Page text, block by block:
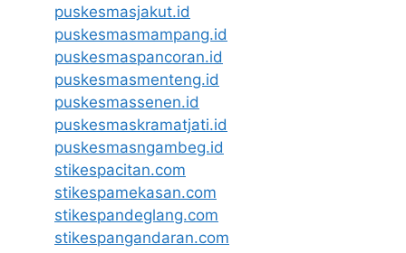
puskesmasjakut.id
puskesmasmampang.id
puskesmaspancoran.id
puskesmasmenteng.id
puskesmassenen.id
puskesmaskramatjati.id
puskesmasngambeg.id
stikespacitan.com
stikespamekasan.com
stikespandeglang.com
stikespangandaran.com